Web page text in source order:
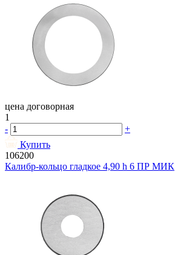
цена договорная
1
-
+
Купить
106200
Калибр-кольцо гладкое 4,90 h 6 ПР МИК